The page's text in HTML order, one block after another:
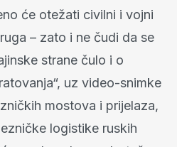
će otežati civilni i vojni
– zato i ne čudi da se
strane čulo i o
uz video-snimke
mostova i prijelaza,
logistike ruskih